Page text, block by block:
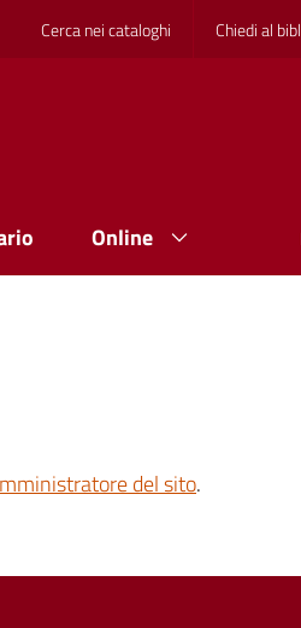
Cerca nei cataloghi Chiedi al
Online
del sito.